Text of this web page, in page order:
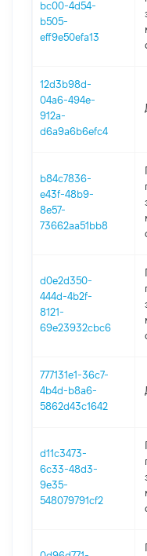
bc00-4d54-
b505-
eff9e50efa13
12d3b98d-
04a6-494e-
912a-
d6a9a6b6efc4
b84c7836-
e43f-48b9-
8e57-
73662aa51bb8
d0e2d350-
444d-4b2f-
8121-
69e23932cbc6
777131e1-36c7-
4b4d-b8a6-
5862d43c1642
d11c3473-
6c33-48d3-
9e35-
548079791cf2